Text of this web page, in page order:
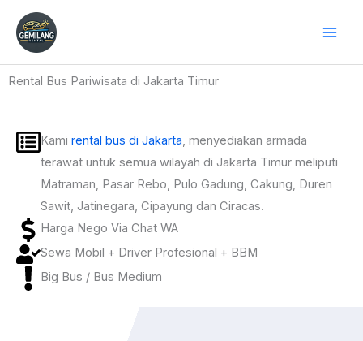
content
Rental Bus Pariwisata di Jakarta Timur
Kami rental bus di Jakarta, menyediakan armada
terawat untuk semua wilayah di Jakarta Timur meliputi
Matraman, Pasar Rebo, Pulo Gadung, Cakung, Duren
Sawit, Jatinegara, Cipayung dan Ciracas.
Harga Nego Via Chat WA
Sewa Mobil + Driver Profesional + BBM
Big Bus / Bus Medium